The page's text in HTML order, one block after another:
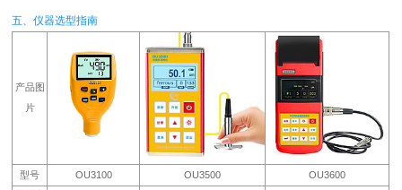
五、仪器选型指南
产品图
片
型号 OU3100 OU3500
OU3600